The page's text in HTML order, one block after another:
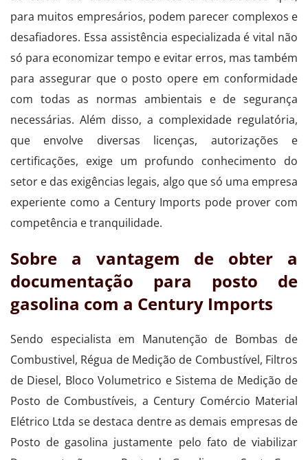
para muitos empresários, podem parecer complexos e
desafiadores. Essa assistência especializada é vital não
só para economizar tempo e evitar erros, mas também
para assegurar que o posto opere em conformidade
com todas as normas ambientais e de segurança
necessárias. Além disso, a complexidade regulatória,
que envolve diversas licenças, autorizações e
certificações, exige um profundo conhecimento do
setor e das exigências legais, algo que só uma empresa
experiente como a Century Imports pode prover com
competência e tranquilidade.
Sobre a vantagem de obter a
documentação para posto de
gasolina com a Century Imports
Sendo especialista em Manutenção de Bombas de
Combustivel, Régua de Medição de Combustível, Filtros
de Diesel, Bloco Volumetrico e Sistema de Medição de
Posto de Combustíveis, a Century Comércio Material
Elétrico Ltda se destaca dentre as demais empresas de
Posto de gasolina justamente pelo fato de viabilizar